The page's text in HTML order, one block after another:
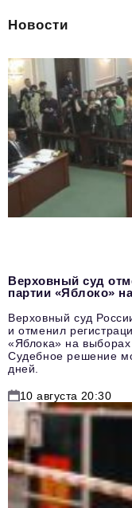
Новости
Верховный суд
партии «Яблоко»
Верховный суд
и отменил
«Яблока» на выборах
Судебное решение
дней.
10 августа 20:30